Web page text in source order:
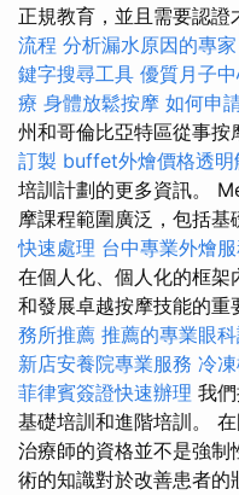
正規教育，並且需要認
流程 分析漏水原因的專家
鍵字搜尋工具 優質月子
療 身體放鬆按摩 如何申
州和哥倫比亞特區從事按
訂製 buffet外燴價格透明
培訓計劃的更多資訊。
摩課程範圍廣泛，包括基
快速處理 台中專業外燴
在個人化、個人化的框
和發展卓越按摩技能的重
務所推薦 推薦的專業眼
新店安養院專業服務 冷
菲律賓簽證快速辦理 我
基礎培訓和進階培訓。
治療師的資格並不是強
術的知識對於改善患者的